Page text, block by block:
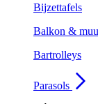
Bijzettafels
Balkon &
Bartrolleys
Parasols